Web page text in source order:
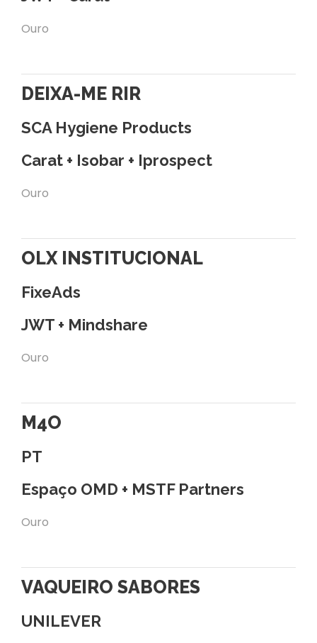
Ouro
DEIXA-ME RIR
SCA Hygiene Products
Carat + Isobar + Iprospect
Ouro
OLX INSTITUCIONAL
FixeAds
JWT + Mindshare
Ouro
M4O
PT
Espaço OMD + MSTF Partners
Ouro
VAQUEIRO SABORES
UNILEVER